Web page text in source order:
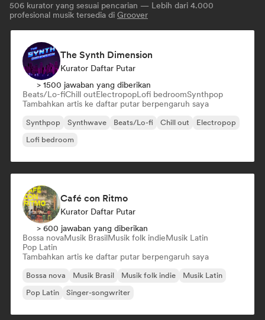
506 kurator yang sesuai pencarian — Lebih dari 4.000
profesional musik tersedia di Groover
The Synth Dimension
Kurator Daftar Putar
> 1500 jawaban yang diberikan
Beats/Lo-fiChill outElectropopLofi bedroomSynthpop
Tambahkan artis ke daftar putar berpengaruh saya
Synthpop Synthwave Beats/Lo-fi Chill out
Electropop
Lofi bedroom
Café con Ritmo
Kurator Daftar Putar
> 600 jawaban yang diberikan
Bossa novaMusik BrasilMusik folk indieMusik Latin
Pop Latin
Tambahkan artis ke daftar putar berpengaruh saya
Bossa nova Musik Brasil Musik folk indie
Musik Latin
Pop Latin
Singer-songwriter